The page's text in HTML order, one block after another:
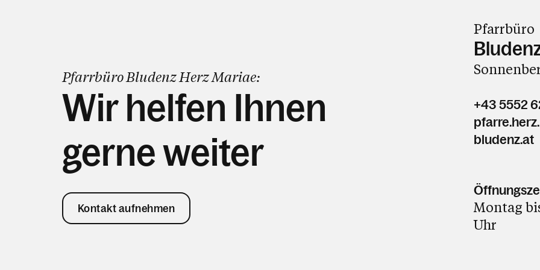
Pfarrbüro Bludenz Herz Mariae:
Wir helfen Ihnen
gerne weiter
Kontakt aufnehmen
Pfarrbüro
+43 5552
bludenz.at
Montag
Uhr